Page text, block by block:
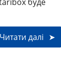
Читати далі